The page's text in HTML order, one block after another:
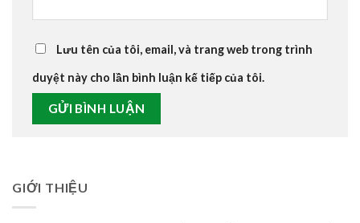
Lưu tên của tôi, email, và trang web trong trình
duyệt này cho lần bình luận kế tiếp của tôi.
GIỚI THIỆU